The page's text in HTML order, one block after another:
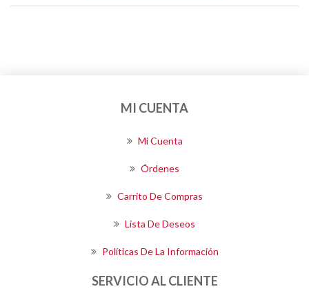
MI CUENTA
Mi Cuenta
Órdenes
Carrito De Compras
Lista De Deseos
Políticas De La Información
SERVICIO AL CLIENTE